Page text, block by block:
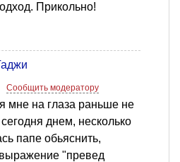
Прикольно!
Сообщить модератору
мне на глаза раньше не
днем, несколько
папе обьяснить,
"превед